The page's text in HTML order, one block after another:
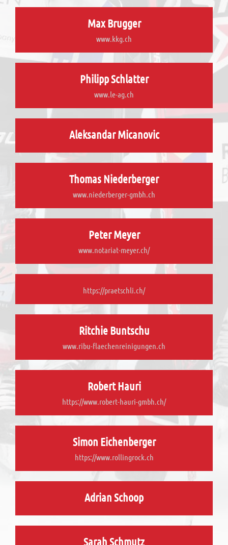
Max Brugger
www.kkg.ch
Philipp Schlatter
www.le-ag.ch
Aleksandar Micanovic
Thomas Niederberger
www.niederberger-gmbh.ch
Peter Meyer
www.notariat-meyer.ch/
https://praetschli.ch/
Ritchie Buntschu
www.ribu-flaechenreinigungen.ch
Robert Hauri
https://www.robert-hauri-gmbh.ch/
Simon Eichenberger
https://www.rollingrock.ch
Adrian Schoop
Sarah Schmutz